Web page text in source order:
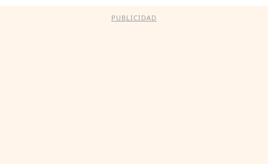
PUBLICIDAD